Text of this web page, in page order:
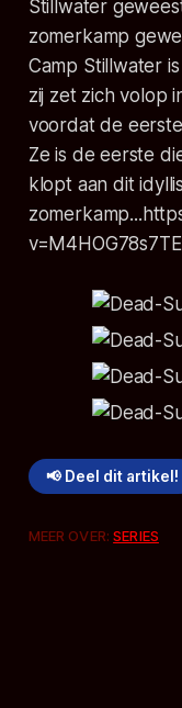
Stillwater
zomerkamp
Camp Stillwater
zij zet zich volop
voordat de
Ze is de eerste
klopt aan dit
zomerkamp...
v=M4HOG78s7TE
📢 Deel dit artikel!
MEER OVER:SERIES